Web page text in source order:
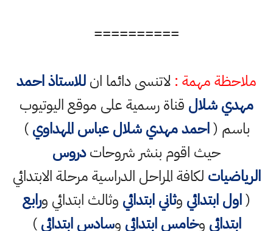
==========
ملاحظة مهمة : لاتنسى دائما انللاستاذ احمد
مهدي شلال قناة رسمية على موقع اليوتيوب
باسم (احمد مهدي شلال عباس المهداوي)
حيث اقوم بنشر شروحاتدروس
الرياضيات لكافة المراحل الدراسية مرحلة الابتدائي
(اول ابتدائي وثاني ابتدائي وثالث ابتدائي ورابع
ابتدائي وخامس ابتدائي وسادس ابتدائي)